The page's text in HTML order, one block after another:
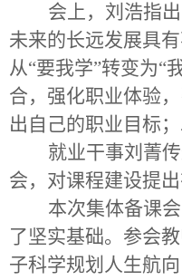
会上，刘浩指
未来的长远发展具
从“要我学”转变为“
合，强化职业体验
出自己的职业目标
就业干事刘菁
会，对课程建设提出
本次集体备课
了坚实基础。参会
子科学规划人生航